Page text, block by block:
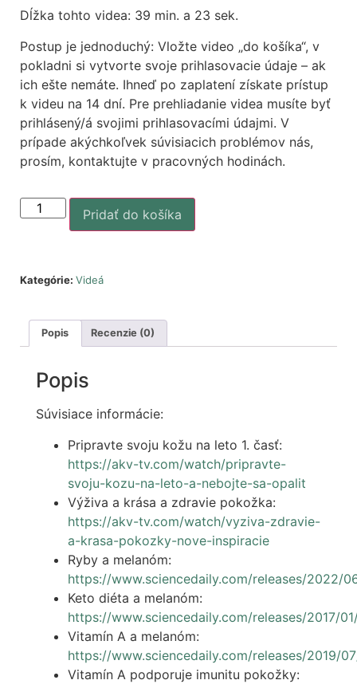
Dĺžka tohto videa: 39 min. a 23 sek.
Postup je jednoduchý: Vložte video „do košíka“, v
pokladni si vytvorte svoje prihlasovacie údaje – ak
ich ešte nemáte. Ihneď po zaplatení získate prístup
k videu na 14 dní. Pre prehliadanie videa musíte byť
prihlásený/á svojimi prihlasovacími údajmi. V
prípade akýchkoľvek súvisiacich problémov nás,
prosím, kontaktujte v pracovných hodinách.
Pridať do košíka
Kategórie: Videá
Popis Recenzie (0)
Popis
Súvisiace informácie:
Pripravte svoju kožu na leto 1. časť:
https://akv-tv.com/watch/pripravte-
svoju-kozu-na-leto-a-nebojte-sa-opalit
Výživa a krása a zdravie pokožka:
https://akv-tv.com/watch/vyziva-zdravie-
a-krasa-pokozky-nove-inspiracie
Ryby a melanóm:
https://www.sciencedaily.com/releases/2022/
Keto diéta a melanóm:
https://www.sciencedaily.com/releases/2017/
Vitamín A a melanóm:
https://www.sciencedaily.com/releases/2019/
Vitamín A podporuje imunitu pokožky: